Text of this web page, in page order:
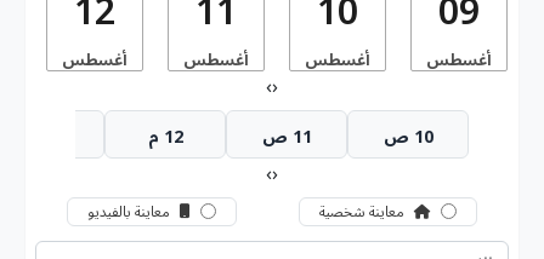
09
أغسطس
10
أغسطس
11
أغسطس
12
أغسطس
‹
›
10 ص 11 ص 12 م
‹
›
معاينة شخصية معاينة بالفيديو